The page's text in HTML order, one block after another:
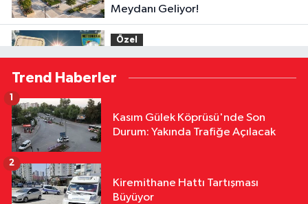
Meydanı Geliyor!
Özel
09:08Adana'da Termometreler
Zirve Yapacak! Meteoroloji'nden 5
08:58 Tufanbeyli ve Sarıçam’a
00:15Kozan’da Otobüs, Traktör ve
Trend Haberler
Kasım Gülek Köprüsü'nde Son
Durum: Yakında Trafiğe Açılacak
1
Kiremithane Hattı Tartışması
Büyüyor
2